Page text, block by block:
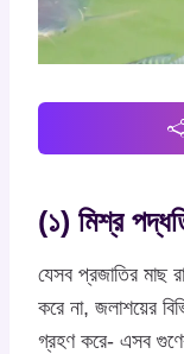
(১) মিশ্র
যেসব প্রজাতির মাছ
করে না, জলাশয়ের
গ্রহণ করে- এসব